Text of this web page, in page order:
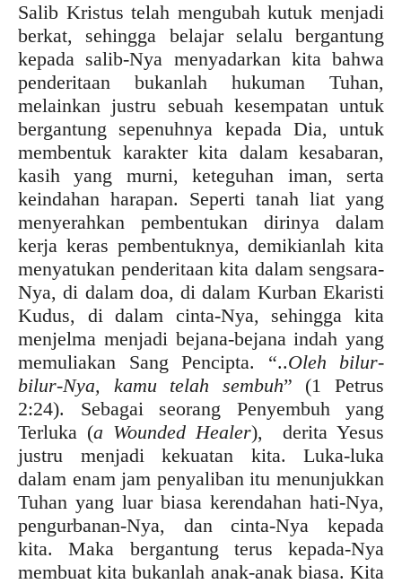
Salib Kristus telah mengubah kutuk menjadi
berkat, sehingga belajar selalu bergantung
kepada salib-Nya menyadarkan kita bahwa
penderitaan bukanlah hukuman Tuhan,
melainkan justru sebuah kesempatan untuk
bergantung sepenuhnya kepada Dia, untuk
membentuk karakter kita dalam kesabaran,
kasih yang murni, keteguhan iman, serta
keindahan harapan. Seperti tanah liat yang
menyerahkan pembentukan dirinya dalam
kerja keras pembentuknya, demikianlah kita
menyatukan penderitaan kita dalam sengsara-
Nya, di dalam doa, di dalam Kurban Ekaristi
Kudus, di dalam cinta-Nya, sehingga kita
menjelma menjadi bejana-bejana indah yang
memuliakan Sang Pencipta. “..Oleh bilur-
bilur-Nya, kamu telah sembuh” (1 Petrus
2:24). Sebagai seorang Penyembuh yang
Terluka (a Wounded Healer), derita Yesus
justru menjadi kekuatan kita. Luka-luka
dalam enam jam penyaliban itu menunjukkan
Tuhan yang luar biasa kerendahan hati-Nya,
pengurbanan-Nya, dan cinta-Nya kepada
kita. Maka bergantung terus kepada-Nya
membuat kita bukanlah anak-anak biasa. Kita